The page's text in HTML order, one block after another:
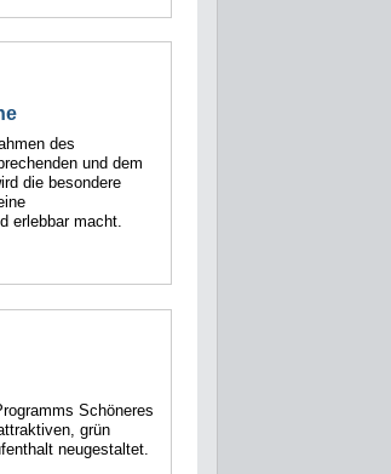
des
und dem
die besondere
erlebbar macht.
Schöneres
grün
neugestaltet.